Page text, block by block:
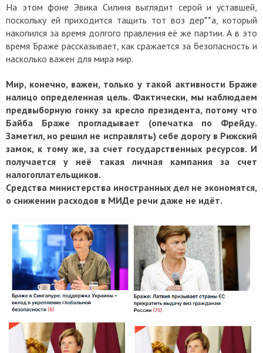
На этом фоне Эвика Силиня выглядит серой и уставшей,
поскольку ей приходится тащить тот воз дер**а, который
накопился за время долгого правления её же партии. А в это
время Браже рассказывает, как сражается за безопасность и
насколько важен для мира мир.
Мир, конечно, важен, только у такой активности Браже
налицо определенная цель. Фактически, мы наблюдаем
предвыборную гонку за кресло президента, потому что
Байба Браже прогладывает (опечатка по Фрейду.
Заметил, но решил не исправлять) себе дорогу в Рижский
замок, к тому же, за счет государственных ресурсов. И
получается у неё такая личная кампания за счет
налогоплательщиков.
Средства министерства иностранных дел не экономятся,
о снижении расходов в МИДе речи даже не идёт.